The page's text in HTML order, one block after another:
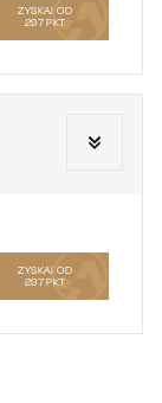
ZYSKAJ OD
297PKT
ZYSKAJ OD
297PKT